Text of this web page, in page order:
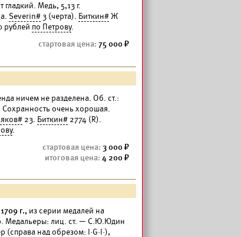
гладкий. Медь, 5,13 г.
Severin#3 (черта). Биткин#Ж
рублей по Петрову.
75 000
ничем не разделена. Об. ст.:
Сохранность очень хорошая.
23. Биткин# 2774 (R).
.
3 000
4 200
г., из серии медалей на
Медальеры: лиц. ст. — С.Ю.Юдин
(справа над обрезом: I·G·I·),